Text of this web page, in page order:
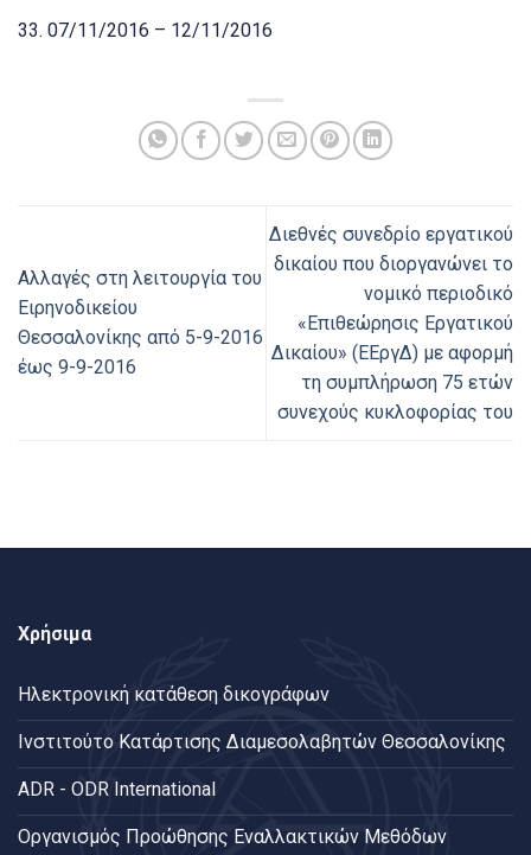
33. 07/11/2016 – 12/11/2016
Αλλαγές στη λειτουργία του
Ειρηνοδικείου
Θεσσαλονίκης από 5-9-2016
έως 9-9-2016
Διεθνές συνεδρίο εργατικού
δικαίου που διοργανώνει το
νομικό περιοδικό
«Επιθεώρησις Εργατικού
Δικαίου» (ΕΕργΔ) με αφορμή
τη συμπλήρωση 75 ετών
συνεχούς κυκλοφορίας του
Χρήσιμα
Ηλεκτρονική κατάθεση δικογράφων
Ινστιτούτο Κατάρτισης Διαμεσολαβητών Θεσσαλονίκης
ADR - ODR International
Oργανισμός Προώθησης Εναλλακτικών Μεθόδων